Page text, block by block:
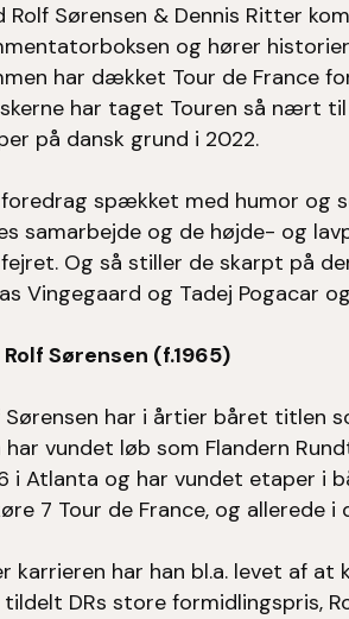
Rolf Sørensen & Dennis Ritter
og hører
har dækket Tour de France
har taget Touren så nært
på dansk grund i 2022.
spækket med humor og
samarbejde og de højde- og
Og så stiller de skarpt på
Vingegaard og Tadej Pogacar
Rolf Sørensen (f.1965)
Sørensen har i årtier båret titlen
har vundet løb som Flandern
i Atlanta og har vundet etaper i
7 Tour de France, og allerede
karrieren har han bl.a. levet af
tildelt DRs store formidlingspris,